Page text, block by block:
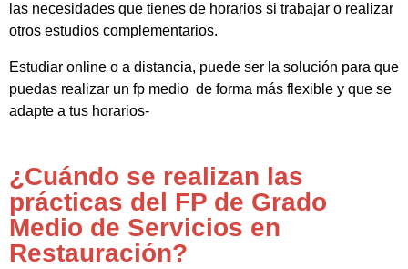
las necesidades que tienes de horarios si trabajar o realizar
otros estudios complementarios.
Estudiar online o a distancia, puede ser la solución para que
puedas realizar un fp medio de forma más flexible y que se
adapte a tus horarios-
¿Cuándo se realizan las
prácticas del FP de Grado
Medio de Servicios en
Restauración?